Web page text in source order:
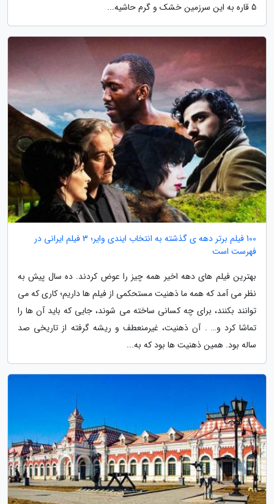
5 قاره به این سرزمین خشک و گرم حاشیه...
100 فیلم برتر دهه ی گذشته به انتخاب ایندی وایر؛ 3 فیلم ایرانی در
فهرست است
بهترین فیلم های دهه اخیر همه چیز را عوض کردند. ده سال پیش به
نظر می آمد که همه ما ذهنیت مستحکمی از فیلم ها داریم؛ کاری که می
توانند بکنند، برای چه کسانی ساخته می شوند، جایی که باید آن ها را
تماشا کرد و… . آن ذهنیت، غیرمنعطف و ریشه گرفته از تاریخی صد
ساله بود. همین ذهنیت ها بود که به...